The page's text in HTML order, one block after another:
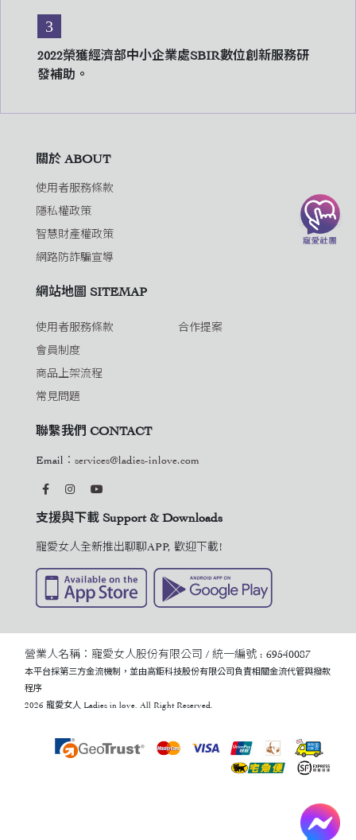
3
2022榮獲經濟部中小企業處SBIR數位創新服務研
發補助。
關於 ABOUT
使用者服務條款
隱私權政策
智慧財產權政策
網路防詐騙宣導
網站地圖 SITEMAP
使用者服務條款
會員制度
商品上架流程
常見問題
合作提案
聯繫我們 CONTACT
Email： services@ladies-inlove.com
支援與下載 Support & Downloads
寵愛女人全新推出聊聊APP, 歡迎下載!
營業人名稱：寵愛女人股份有限公司 / 統一編號 : 69540087
本平台採第三方金流機制，並由高鉅科技股份有限公司負責相關金流代管與撥款
程序
2026 寵愛女人 Ladies in love. All Right Reserved.